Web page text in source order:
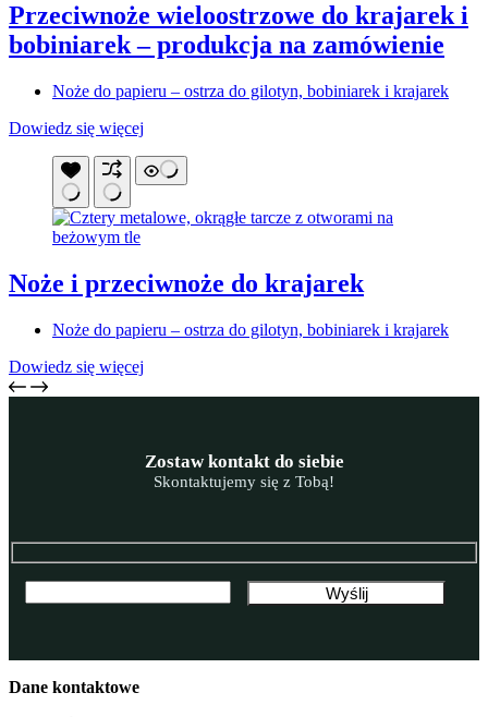
Przeciwnoże wieloostrzowe do krajarek i
bobiniarek – produkcja na zamówienie
Noże do papieru – ostrza do gilotyn, bobiniarek i krajarek
Dowiedz się więcej
Noże i przeciwnoże do krajarek
Noże do papieru – ostrza do gilotyn, bobiniarek i krajarek
Dowiedz się więcej
Zostaw kontakt do siebie
Skontaktujemy się z Tobą!
Dane kontaktowe